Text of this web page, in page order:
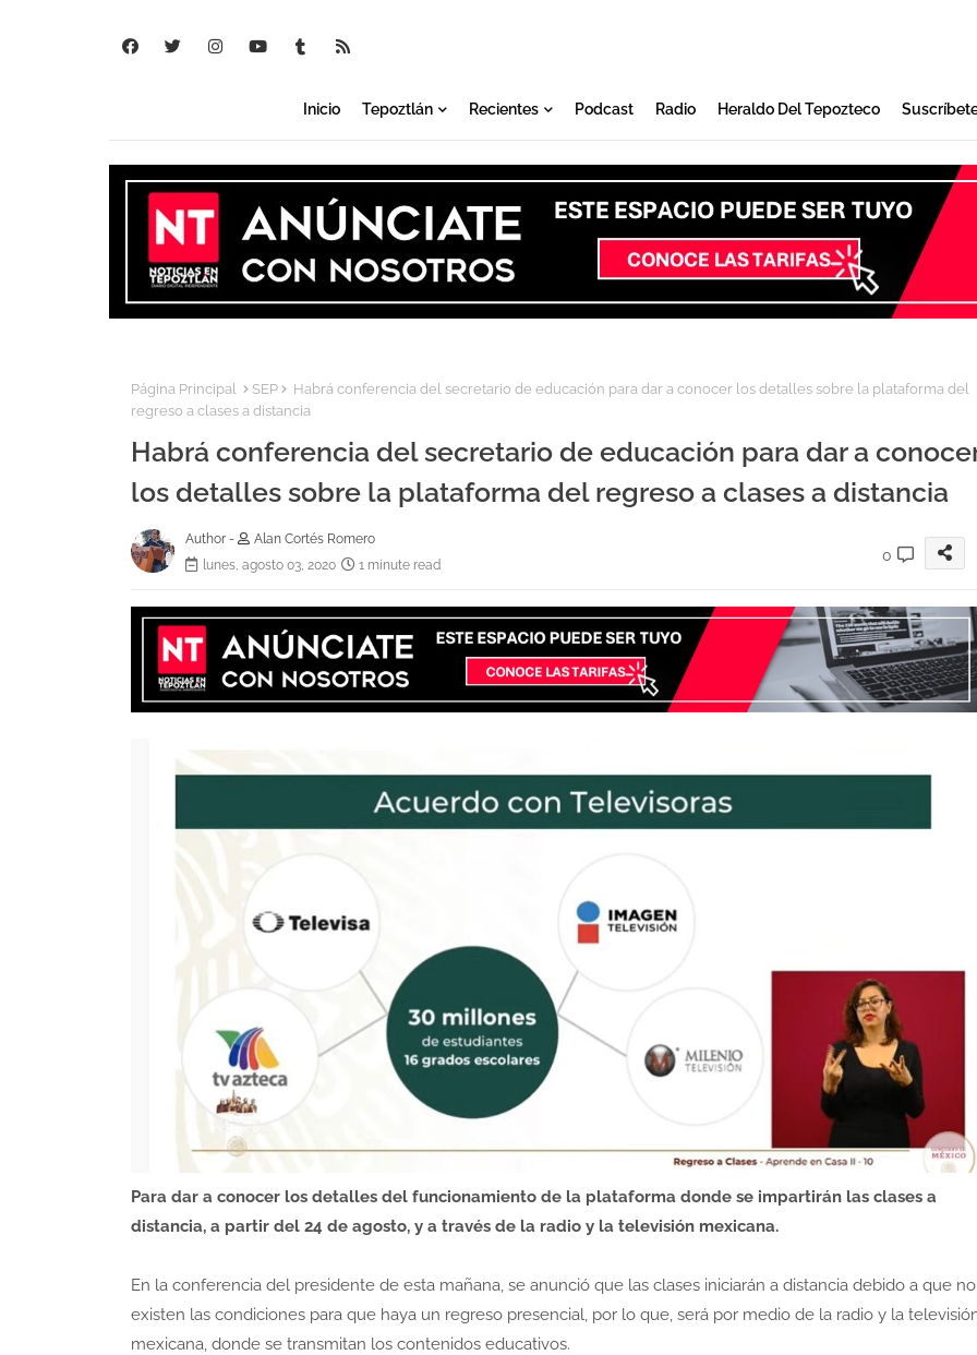
Inicio Tepoztlán Recientes Podcast Radio Heraldo Del Tepozteco
Página Principal SEP
Habrá conferencia del secretario de educación para dar a conocer los detalles sobre la plataforma del
regreso a clases a distancia
Habrá conferencia del secretario de educación para dar a
los detalles sobre la plataforma del regreso a clases a distancia
Author -
Alan Cortés Romero
lunes, agosto 03, 2020
1 minute read
0
Para dar a conocer los detalles del funcionamiento de la plataforma donde se impartirán las clases a
distancia, a partir del 24 de agosto, y a través de la radio y la televisión mexicana.
En la conferencia del presidente de esta mañana, se anunció que las clases iniciarán a distancia debido a que no
existen las condiciones para que haya un regreso presencial, por lo que, será por medio de la radio y la
mexicana, donde se transmitan los contenidos educativos.